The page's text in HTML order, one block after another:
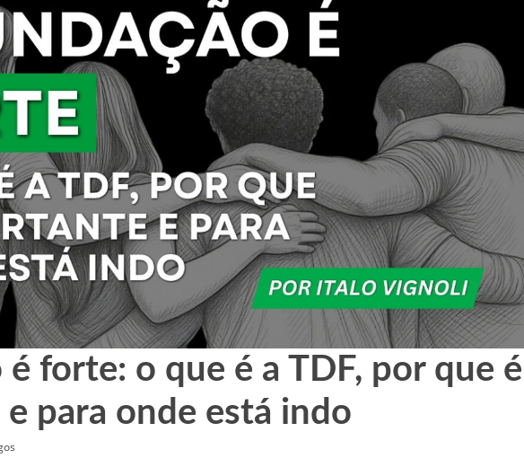
forte: o que é a TDF, por que é
para onde está indo